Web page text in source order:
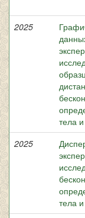
2025
тела
2025
тела